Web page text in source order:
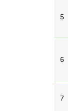
5
6
7